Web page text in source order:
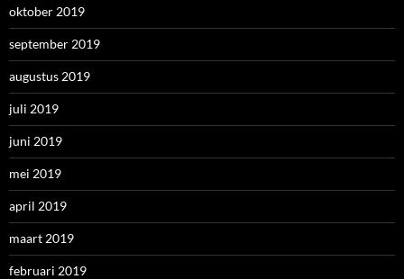
oktober 2019
september 2019
augustus 2019
juli 2019
juni 2019
mei 2019
april 2019
maart 2019
februari 2019